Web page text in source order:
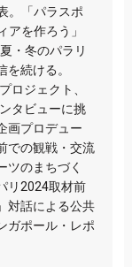
。「パラスポ
アを作ろう」
・冬のパラリ
続ける。
ロジェクト、
タビューに挑
画プロデュー
での観戦・交流
ツのまちづく
リ2024取材前
対話による公共
ガポール・レポ